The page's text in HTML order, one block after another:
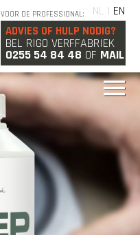
NL | EN
VOOR DE PROFESSIONAL:
ADVIES OF HULP NODIG?
BEL RIGO VERFFABRIEK
0255 54 84 48 OF MAIL